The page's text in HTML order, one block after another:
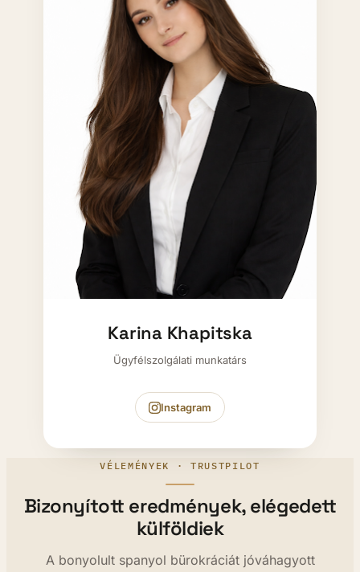
Karina Khapitska
Ügyfélszolgálati munkatárs
Instagram
VÉLEMÉNYEK · TRUSTPILOT
Bizonyított eredmények, elégedett
külföldiek
A bonyolult spanyol bürokráciát jóváhagyott